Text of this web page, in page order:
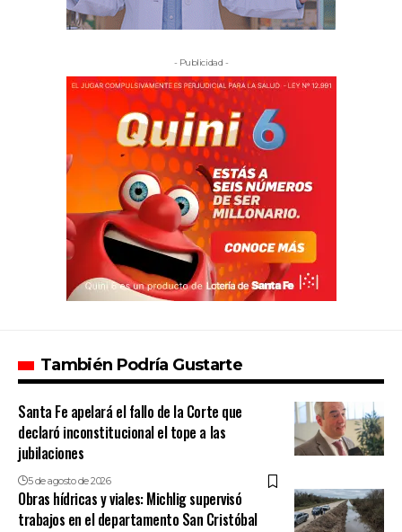
- Publicidad -
También Podría Gustarte
Santa Fe apelará el fallo de la Corte que
declaró inconstitucional el tope a las
jubilaciones
5 de agosto de 2026
Obras hídricas y viales: Michlig supervisó
trabajos en el departamento San Cristóbal